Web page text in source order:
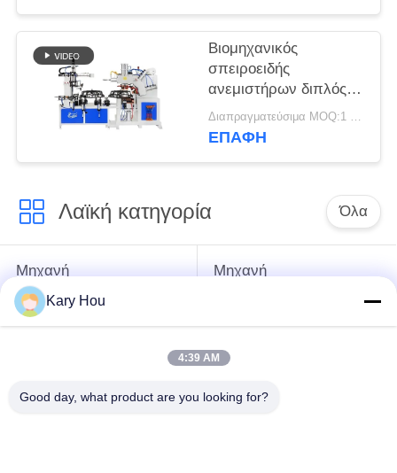
Βιομηχανικός
σπειροειδής
ανεμιστήρων διπλός
σταθμός HWASHI
μηχανών συγκόλλησης
Διαπραγματεύσιμα MOQ:1 σύνολο
ΕΠΑΦΉ
Λαϊκή κατηγορία Όλα
Μηχανή
συγκόλλησης
σημείων
Μηχανή
συμπυκνωτών
νεροχυτών
Kary Hou
4:39 AM
Good day, what product are you looking for?